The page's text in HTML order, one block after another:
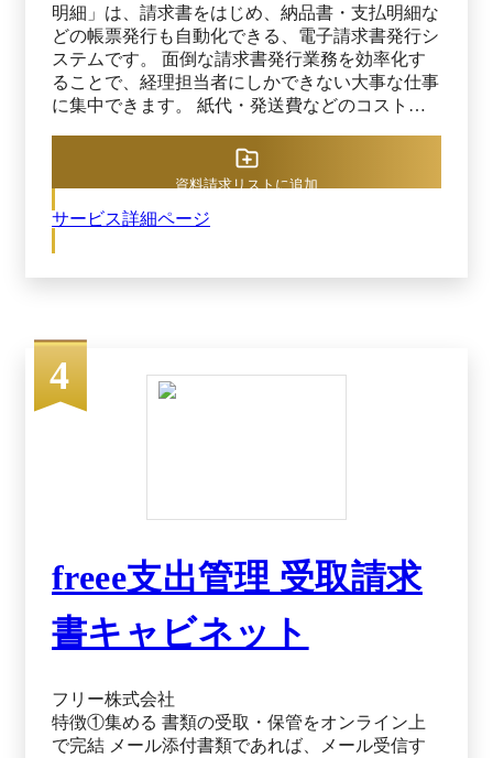
明細」は、請求書をはじめ、納品書・支払明細な
どの帳票発行も自動化できる、電子請求書発行シ
ステムです。 面倒な請求書発行業務を効率化す
ることで、経理担当者にしかできない大事な仕事
に集中できます。 紙代・発送費などのコストも
ても短期間でコスト削減効果を実感できます。
累計導入社数14,000社突破（※2）しており、上
継続率を誇る、信頼のサービスです。 ※1 デロイ
出典：楽楽明細公式HP（2025年12月15日閲覧）
サービス詳細ページ
資料請求リストに追加
4
freee支出管理 受取請求
書キャビネット
フリー株式会社
特徴①集める 書類の受取・保管をオンライン上
で完結 メール添付書類であれば、メール受信す